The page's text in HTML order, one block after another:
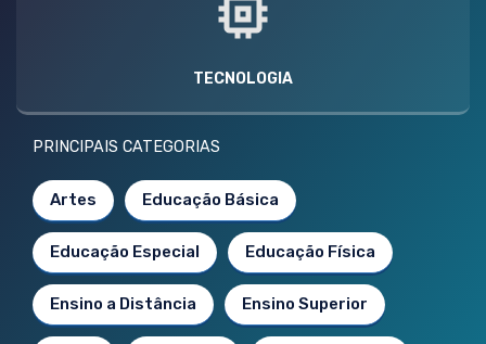
TECNOLOGIA
PRINCIPAIS CATEGORIAS
Artes Educação Básica
Educação Especial Educação Física
Ensino a Distância Ensino Superior